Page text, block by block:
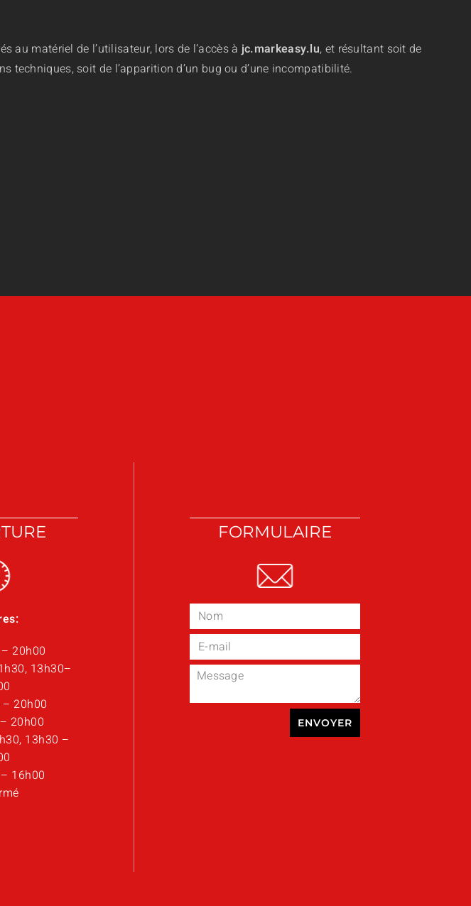
au matériel de l’utilisateur, lors de l’accès àjc.markeasy.lu, et résultant soit de
soit de l’apparition d’un bug ou d’une incompatibilité.
20h00
13h30–
20h00
20h00
13h30 –
16h00
FORMULAIRE
ENVOYER